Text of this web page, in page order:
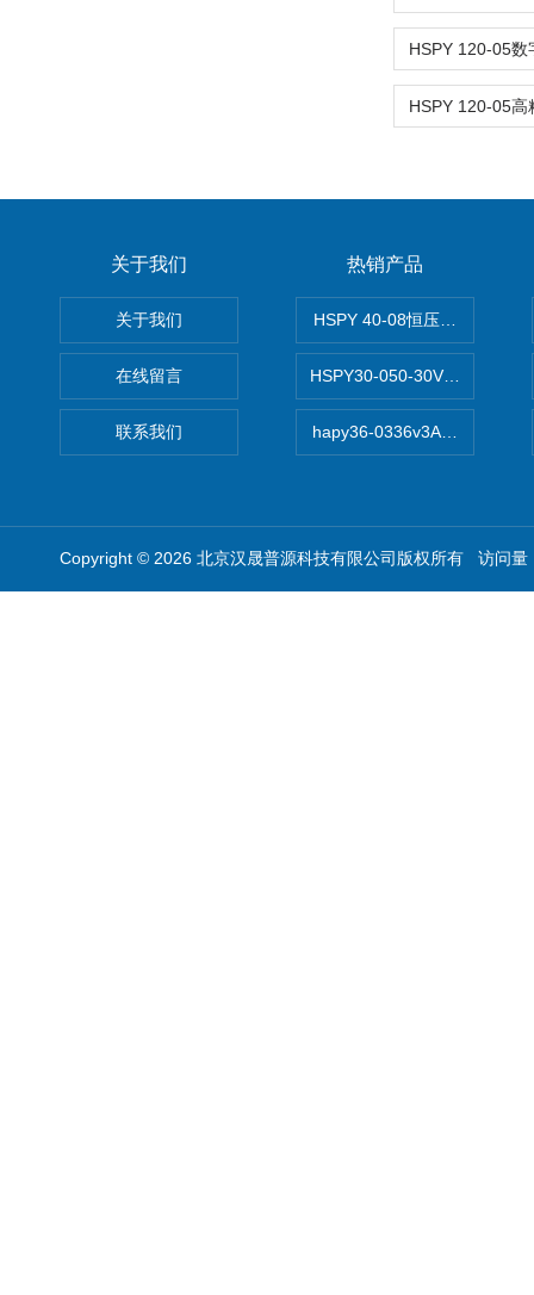
关于我们
关于我们
在线留言
联系我们
热销产品
HSPY 40-08恒压恒流恒功率
HSPY30-050-30V/-05A可调
hapy36-0336v3A高精度小型
Copyright © 2026 北京汉晟普源科技有限公司版权所有 访问量